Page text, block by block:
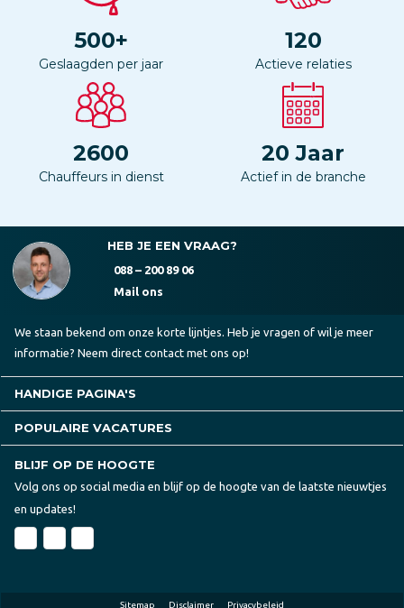
500+
Geslaagden per jaar
120
Actieve relaties
2600
Chauffeurs in dienst
20 Jaar
Actief in de branche
HEB JE EEN VRAAG?
088 – 200 89 06
Mail ons
We staan bekend om onze korte lijntjes. Heb je vragen of wil je meer
informatie? Neem direct contact met ons op!
HANDIGE PAGINA'S
POPULAIRE VACATURES
BLIJF OP DE HOOGTE
Volg ons op social media en blijf op de hoogte van de laatste nieuwtjes
en updates!
Sitemap Disclaimer Privacybeleid